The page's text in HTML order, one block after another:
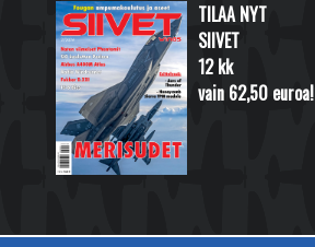
TILAA NYT
SIIVET
12 kk
vain 62,50 euroa!